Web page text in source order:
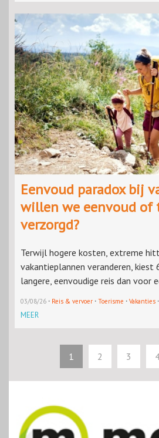
Eenvoud paradox bij
willen we eenvoud of
verzorgd?
Terwijl hogere kosten, extreme
vakantieplannen veranderen, kiest
langere, eenvoudige reis dan voor
03/08/26 · Reis & vervoer · Toerisme · Vakanties ·
MEER
1 2 3